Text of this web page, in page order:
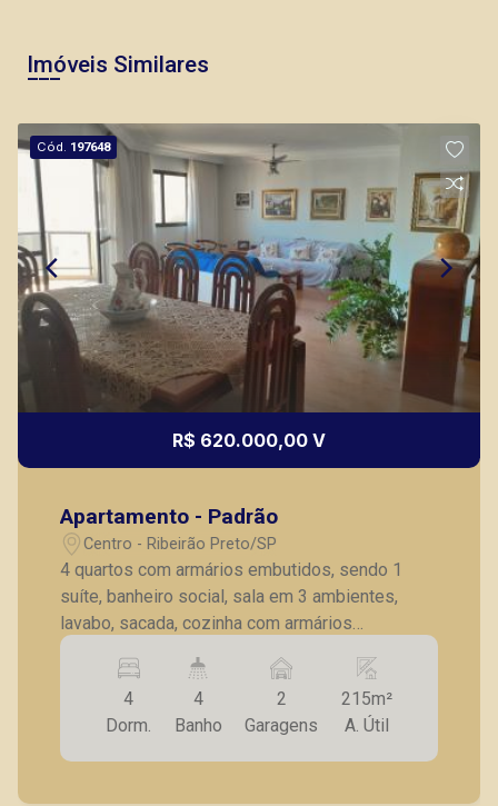
Imóveis Similares
Cód. 197648
R$ 620.000,00 V
Apartamento - Padrão
Centro - Ribeirão Preto/SP
4 quartos com armários embutidos, sendo 1
suíte, banheiro social, sala em 3 ambientes,
lavabo, sacada, cozinha com armários
embutidos, lavanderia, dependência completa
de empregada, 02 vagas de garagem.
4
Dorm.
4
Banho
2
Garagens
215m²
A. Útil